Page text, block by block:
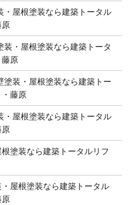
・屋根塗装なら建築トータル
原
・屋根塗装なら建築トータ
藤原
装・屋根塗装なら建築トー
藤原
・屋根塗装なら建築トータル
原
塗装なら建築トータルリフ
屋根塗装なら建築トータル
原